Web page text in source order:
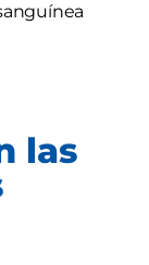
las